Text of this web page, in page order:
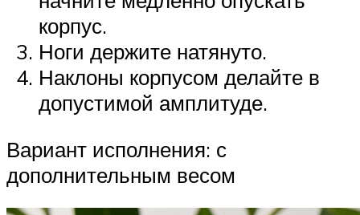
корпус.
Ноги держите натянуто.
Наклоны корпусом делайте в
допустимой амплитуде.
Вариант исполнения: с
дополнительным весом